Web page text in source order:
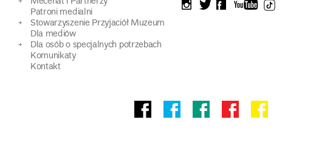
Patroni medialni
Stowarzyszenie Przyjaciół Muzeum
Dla mediów
Dla osób o specjalnych potrzebach
Komunikaty
Kontakt
instagram
twitterfacebookyoutube
tiktok
Facebook
Muzeum
facebook
Pawilonu
facebook
Muzeum
Facebook
Panoramy
facebook
Stowarzyszenie